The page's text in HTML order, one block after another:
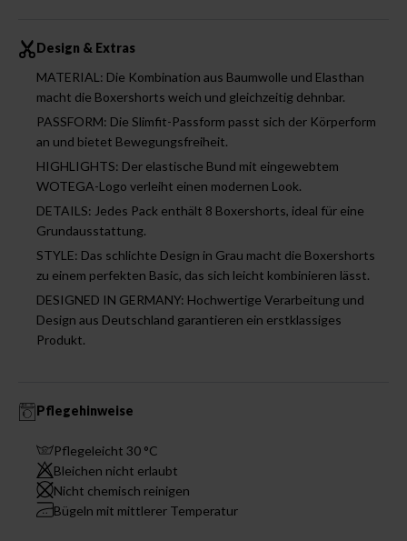
Design & Extras
MATERIAL: Die Kombination aus Baumwolle und Elasthan
macht die Boxershorts weich und gleichzeitig dehnbar.
PASSFORM: Die Slimfit-Passform passt sich der Körperform
an und bietet Bewegungsfreiheit.
HIGHLIGHTS: Der elastische Bund mit eingewebtem
WOTEGA-Logo verleiht einen modernen Look.
DETAILS: Jedes Pack enthält 8 Boxershorts, ideal für eine
Grundausstattung.
STYLE: Das schlichte Design in Grau macht die Boxershorts
zu einem perfekten Basic, das sich leicht kombinieren lässt.
DESIGNED IN GERMANY: Hochwertige Verarbeitung und
Design aus Deutschland garantieren ein erstklassiges
Produkt.
Pflegehinweise
Pflegeleicht 30 °C
Bleichen nicht erlaubt
Nicht chemisch reinigen
Bügeln mit mittlerer Temperatur